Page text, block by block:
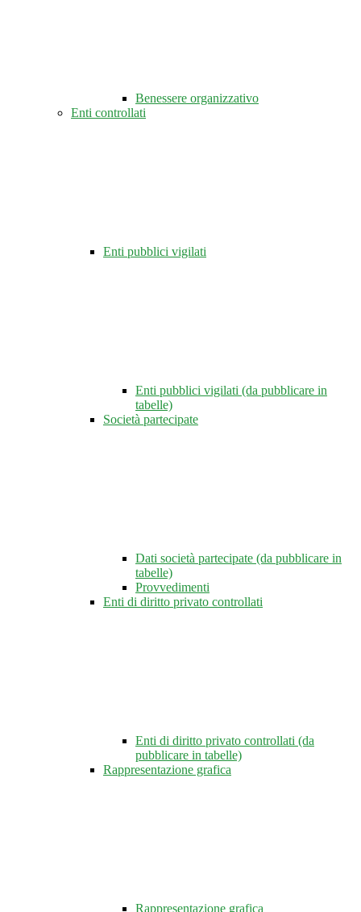
Benessere organizzativo
Enti controllati
Enti pubblici vigilati
Enti pubblici vigilati (da pubblicare in
tabelle)
Società partecipate
Dati società partecipate (da pubblicare in
tabelle)
Provvedimenti
Enti di diritto privato controllati
Enti di diritto privato controllati (da
pubblicare in tabelle)
Rappresentazione grafica
Rappresentazione grafica